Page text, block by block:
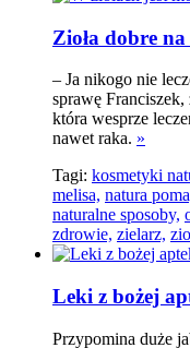
Zioła dobre na
– Ja nikogo nie
sprawę
która wesprze
nawet raka. »
Tagi: kosmetyki
melisa, natura
naturalne sposoby,
zdrowie, zielarz,
Leki z bożej
Przypomina duże